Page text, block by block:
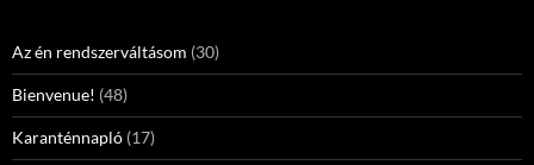
Az én rendszerváltásom (30)
Bienvenue! (48)
Karanténnapló (17)